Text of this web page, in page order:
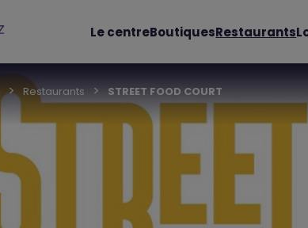
Le centreBoutiquesRestaurants
Restaurants STREET FOOD COURT